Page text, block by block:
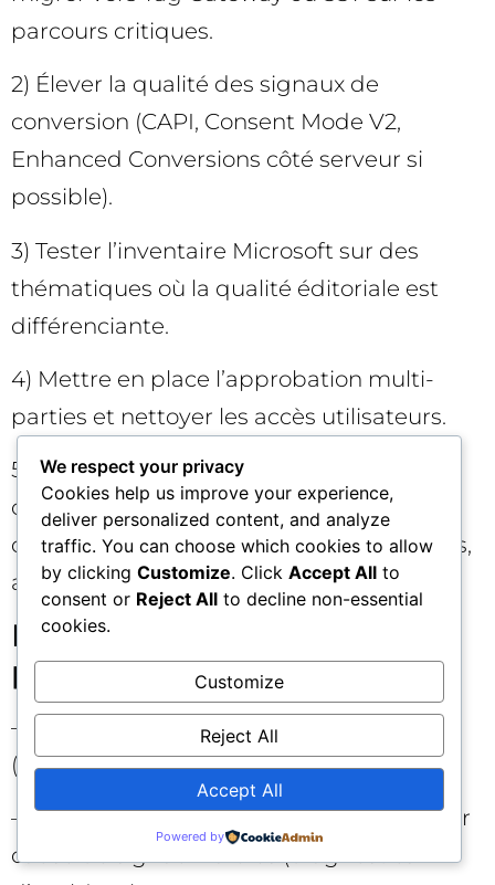
parcours critiques.
2) Élever la qualité des signaux de
conversion (CAPI, Consent Mode V2,
Enhanced Conversions côté serveur si
possible).
3) Tester l’inventaire Microsoft sur des
thématiques où la qualité éditoriale est
différenciante.
4) Mettre en place l’approbation multi-
parties et nettoyer les accès utilisateurs.
5) Adapter les créations et assets à un
contexte conversationnel/IA (ex. prompts
d’appel à l’action, snippets pédagogiques,
assets de preuve).
Indicateurs à surveiller de
près 📊
– Taux de capture des conversions
(avant/après migration Tag Gateway/SST)
– Share of eligible impressions perdu pour
cause de signaux faibles (diagnostics
We respect your privacy
Cookies help us improve your experience,
deliver personalized content, and analyze
traffic. You can choose which cookies to allow
by clicking Customize. Click Accept All to
consent or Reject All to decline non-essential
cookies.
Customize
Reject All
Accept All
Powered by